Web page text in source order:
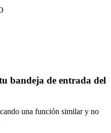
bandeja de entrada del
una función similar y no